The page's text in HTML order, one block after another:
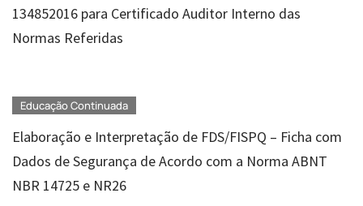
134852016 para Certificado Auditor Interno das
Normas Referidas
Educação Continuada
Elaboração e Interpretação de FDS/FISPQ – Ficha com
Dados de Segurança de Acordo com a Norma ABNT
NBR 14725 e NR26